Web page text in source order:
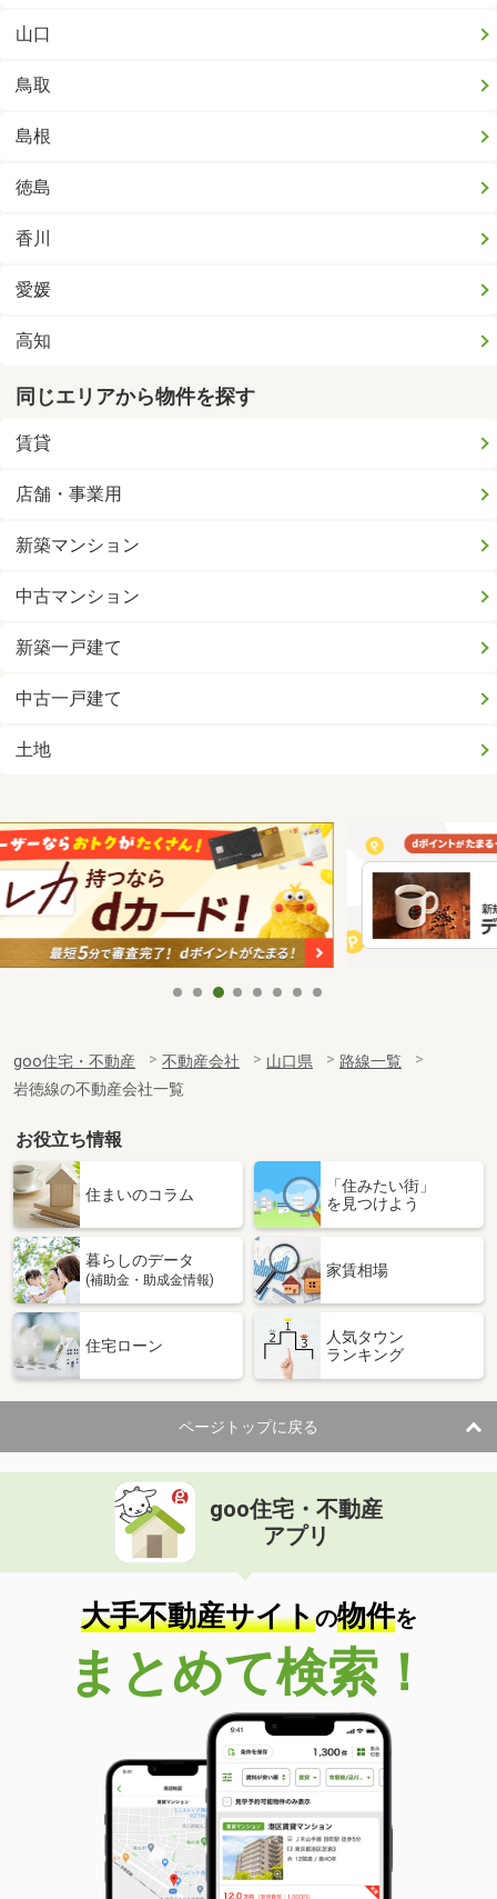
山口
鳥取
島根
徳島
香川
愛媛
高知
同じエリアから物件を探す
賃貸
店舗・事業用
新築マンション
中古マンション
新築一戸建て
中古一戸建て
土地
goo住宅・不動産 不動産会社 山口県
路線一覧
岩徳線の不動産会社一覧
お役立ち情報
住まいのコラム
「住みたい街」
を見つけよう
暮らしのデータ
(補助金・助成金情報)
家賃相場
住宅ローン
人気タウン
ランキング
ページトップに戻る
goo住宅・不動産
アプリ
大手不動産サイトの物件を
まとめて検索！